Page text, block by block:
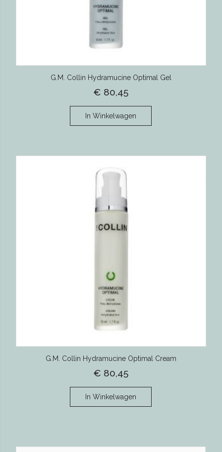
G.M. Collin Hydramucine Optimal Gel
€ 80,45
In Winkelwagen
G.M. Collin Hydramucine Optimal Cream
€ 80,45
In Winkelwagen